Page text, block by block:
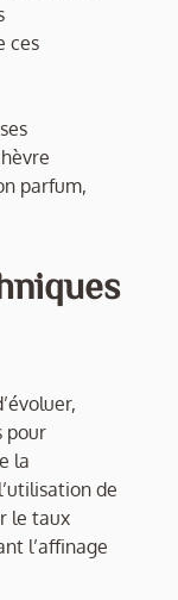
ces
parfum,
pour
la
de
le taux
l’affinage